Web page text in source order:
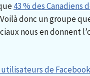
43 % des Canadiens
donc un groupe
nous en donnent
utilisateurs de